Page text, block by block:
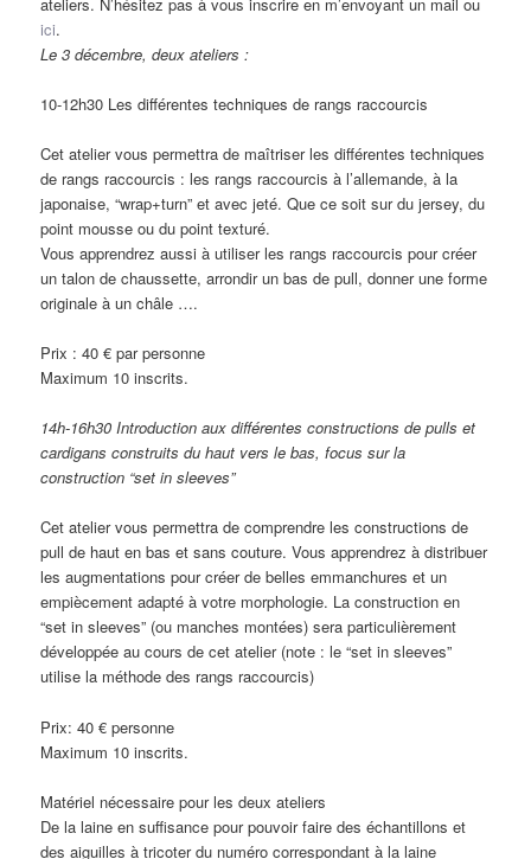
ici.
Le 3 décembre, deux ateliers :
10-12h30 Les différentes techniques de rangs raccourcis
Cet atelier vous permettra de maîtriser les différentes techniques
de rangs raccourcis : les rangs raccourcis à l’allemande, à la
japonaise, “wrap+turn” et avec jeté. Que ce soit sur du jersey, du
point mousse ou du point texturé.
Vous apprendrez aussi à utiliser les rangs raccourcis pour créer
un talon de chaussette, arrondir un bas de pull, donner une forme
originale à un châle ….
Prix : 40 € par personne
Maximum 10 inscrits.
14h-16h30 Introduction aux différentes constructions de pulls et
cardigans construits du haut vers le bas, focus sur la
construction “set in sleeves”
Cet atelier vous permettra de comprendre les constructions de
pull de haut en bas et sans couture. Vous apprendrez à distribuer
les augmentations pour créer de belles emmanchures et un
empiècement adapté à votre morphologie. La construction en
“set in sleeves” (ou manches montées) sera particulièrement
développée au cours de cet atelier (note : le “set in sleeves”
utilise la méthode des rangs raccourcis)
Prix: 40 € personne
Maximum 10 inscrits.
Matériel nécessaire pour les deux ateliers
De la laine en suffisance pour pouvoir faire des échantillons et
des aiguilles à tricoter du numéro correspondant à la laine